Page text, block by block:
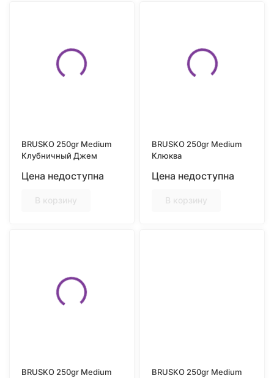
BRUSKO 250gr Medium
Клубничный Джем
Цена недоступна
В корзину
BRUSKO 250gr Medium
Клюква
Цена недоступна
В корзину
BRUSKO 250gr Medium
BRUSKO 250gr Medium